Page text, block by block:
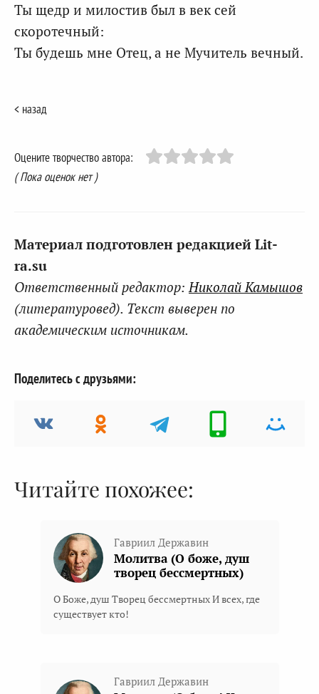
Ты щедр и милостив был в век сей
скоротечный:
Ты будешь мне Отец, а не Мучитель вечный.
< назад
Оцените творчество автора:
( Пока оценок нет )
Материал подготовлен редакцией Lit-
ra.su
Ответственный редактор: Николай Камышов
(литературовед). Текст выверен по
академическим источникам.
Поделитесь с друзьями:
Читайте похожее:
Гавриил Державин
Молитва (О боже, душ
творец бессмертных)
О Боже, душ Творец бессмертных И всех, где
существует кто!
Гавриил Державин